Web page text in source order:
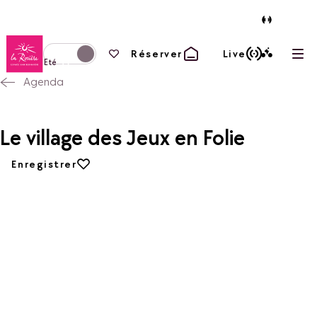
Retour à la page d'accueil
Basculer l'affichage en mode hiver
Eté
Vos favoris
Réserver Live
Agenda
Le village des Jeux en Folie
Enregistrer
aux favoris